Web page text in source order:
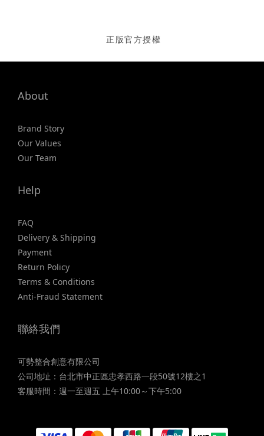
正版官方授權
About
Brand Story
Our Values
Our Team
Help
FAQ
Delivery & Shipping
Payment
Return Policy
Terms & Conditions
Anti-Fraud Statement
聯絡我們
可勢整合創意有限公司
公司地址：台北市中正區忠孝西路一段50號12樓之1
客服時間：週一至週五 上午10:00～下午5:00